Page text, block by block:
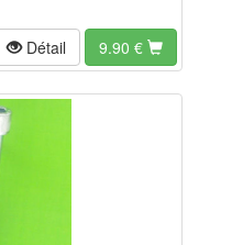
Détail 9.90 €